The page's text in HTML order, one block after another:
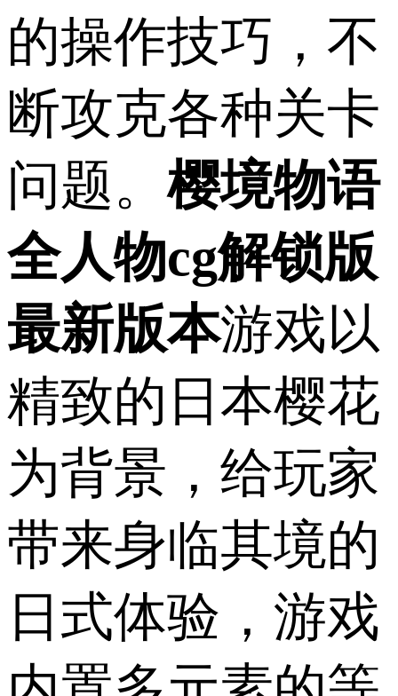
的操作技巧，不
断攻克各种关卡
问题。樱境物语
全人物cg解锁版
最新版本游戏以
精致的日本樱花
为背景，给玩家
带来身临其境的
日式体验，游戏